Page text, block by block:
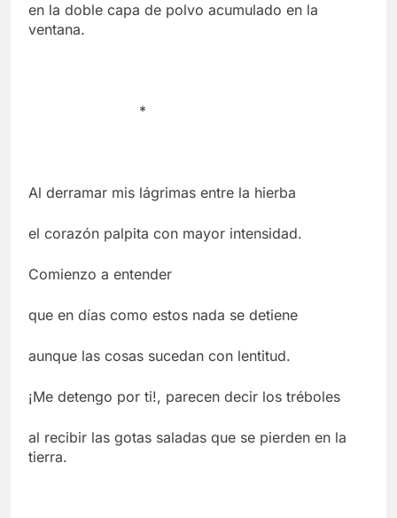
en la doble capa de polvo acumulado en la
ventana.
*
Al derramar mis lágrimas entre la hierba
el corazón palpita con mayor intensidad.
Comienzo a entender
que en días como estos nada se detiene
aunque las cosas sucedan con lentitud.
¡Me detengo por ti!, parecen decir los tréboles
al recibir las gotas saladas que se pierden en la
tierra.